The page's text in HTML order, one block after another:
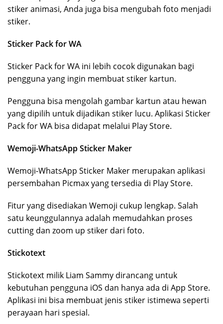
stiker animasi, Anda juga bisa mengubah foto menjadi
stiker.
Sticker Pack for WA
Sticker Pack for WA ini lebih cocok digunakan bagi
pengguna yang ingin membuat stiker kartun.
Pengguna bisa mengolah gambar kartun atau hewan
yang dipilih untuk dijadikan stiker lucu. Aplikasi Sticker
Pack for WA bisa didapat melalui Play Store.
Wemoji-WhatsApp Sticker Maker
Wemoji-WhatsApp Sticker Maker merupakan aplikasi
persembahan Picmax yang tersedia di Play Store.
Fitur yang disediakan Wemoji cukup lengkap. Salah
satu keunggulannya adalah memudahkan proses
cutting dan zoom up stiker dari foto.
Stickotext
Stickotext milik Liam Sammy dirancang untuk
kebutuhan pengguna iOS dan hanya ada di App Store.
Aplikasi ini bisa membuat jenis stiker istimewa seperti
perayaan hari spesial.